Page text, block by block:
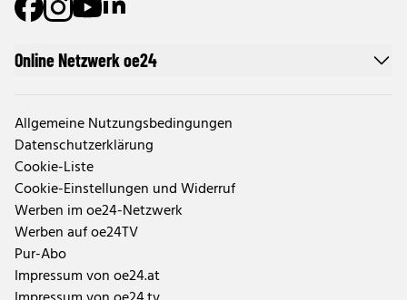
Online Netzwerk oe24
Allgemeine Nutzungsbedingungen
Datenschutzerklärung
Cookie-Liste
Cookie-Einstellungen und Widerruf
Werben im oe24-Netzwerk
Werben auf oe24TV
Pur-Abo
Impressum von oe24.at